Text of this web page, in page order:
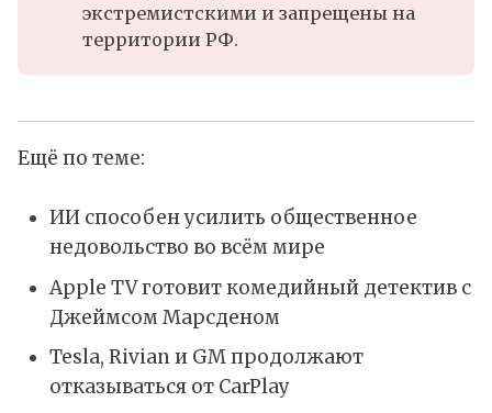
экстремистскими и запрещены на
территории РФ.
Ещё по теме:
ИИ способен усилить общественное
недовольство во всём мире
Apple TV готовит комедийный детектив с
Джеймсом Марсденом
Tesla, Rivian и GM продолжают
отказываться от CarPlay